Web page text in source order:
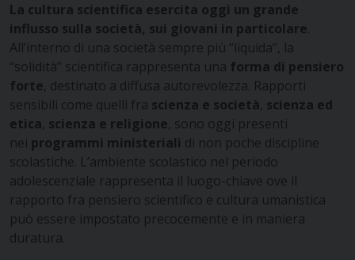
La cultura scientifica esercita oggi un grande
influsso sulla società, sui giovani in particolare.
All’interno di una società sempre più “liquida”, la
“solidità” scientifica rappresenta una forma di pensiero
forte , destinato a diffusa autorevolezza. Rapporti
sensibili come quelli fra scienza e società scienza ed
etica scienza e religione , sono oggi presenti
nei programmi ministeriali di non poche discipline
scolastiche. L’ambiente scolastico nel periodo
adolescenziale rappresenta il luogo-chiave ove il
rapporto fra pensiero scientifico e cultura umanistica
può essere impostato precocemente e in maniera
duratura.